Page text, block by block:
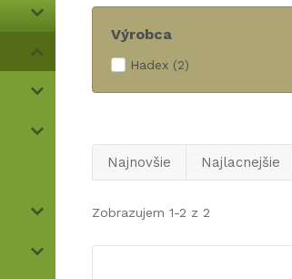
Výrobca
Hadex (2)
Najnovšie Najlacnejšie
Zobrazujem 1-2 z 2